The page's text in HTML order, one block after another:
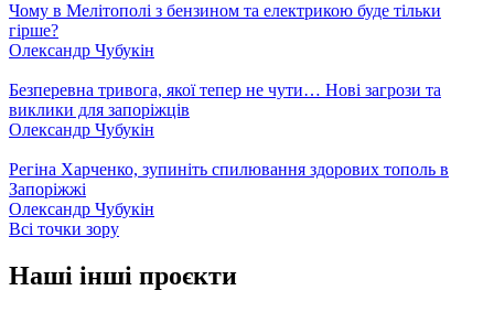
Чому в Мелітополі з бензином та електрикою буде тільки
гірше?
Олександр Чубукін
Безперевна тривога, якої тепер не чути… Нові загрози та
виклики для запоріжців
Олександр Чубукін
Регіна Харченко, зупиніть спилювання здорових тополь в
Запоріжжі
Олександр Чубукін
Всі точки зору
Наші інші проєкти